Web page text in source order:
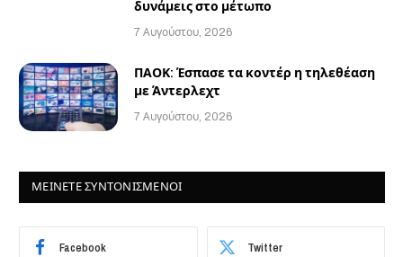
δυνάμεις στο μέτωπο
7 Αυγούστου, 2026
ΠΑΟΚ: Έσπασε τα κοντέρ η τηλεθέαση
με Άντερλεχτ
7 Αυγούστου, 2026
ΜΕΙΝΕΤΕ ΣΥΝΤΟΝΙΣΜΕΝΟΙ
Facebook Twitter